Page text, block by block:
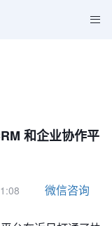
和企业协作平
微信咨询